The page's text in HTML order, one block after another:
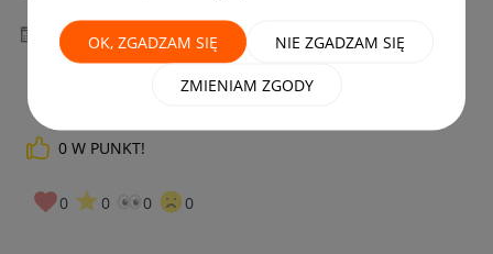
OK, ZGADZAM SIĘ NIE ZGADZAM SIĘ
ZMIENIAM ZGODY
‎28-09-2025 16:29
0 W PUNKT!
0 0 0 0